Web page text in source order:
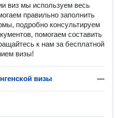
виз мы используем весь
правильно заполнить
подробно консультируем
помогаем составить
к нам за бесплатной
визы!
визы —